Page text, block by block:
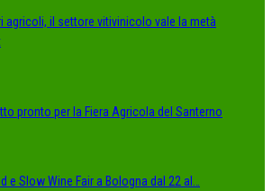
agricoli, il settore vitivinicolo vale la metà
pronto per la Fiera Agricola del Santerno
e Slow Wine Fair a Bologna dal 22 al…